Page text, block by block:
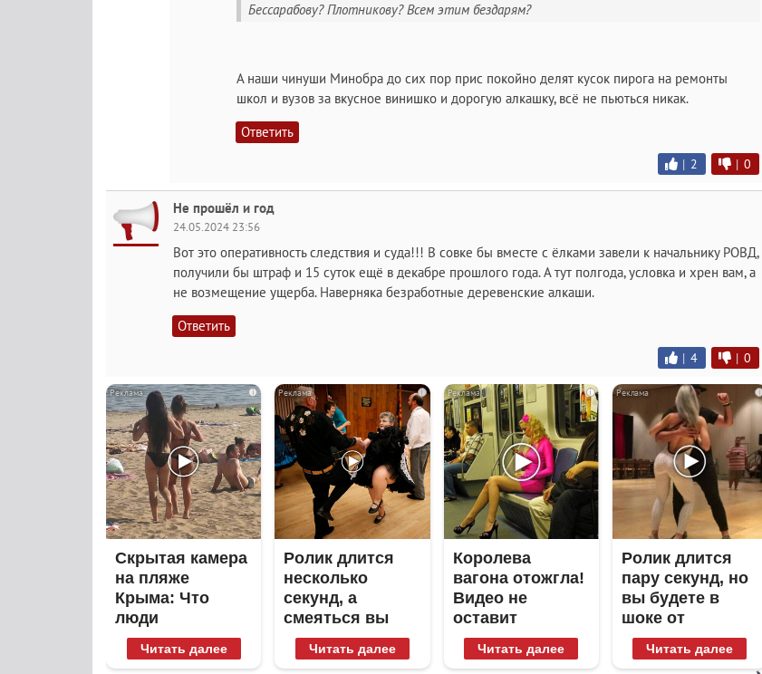
Бессарабову? Плотникову? Всем этим бездарям?
А наши чинуши Минобра до сих пор прис покойно делят кусок пирога на ремонты
школ и вузов за вкусное винишко и дорогую алкашку, всё не пьються никак.
Ответить
| 2 | 0
Не прошёл и год
24.05.2024 23:56
Вот это оперативность следствия и суда!!! В совке бы вместе с ёлками завели к начальнику РОВД,
получили бы штраф и 15 суток ещё в декабре прошлого года. А тут полгода, условка и хрен вам, а
не возмещение ущерба. Наверняка безработные деревенские алкаши.
Ответить
| 4 | 0
i
Скрытая камера
на пляже
Крыма: Что
люди
вытворяют,
когда их не
Читать далее
i
Ролик длится
несколько
секунд, а
смеяться вы
будете долго
Читать далее
i
Королева
вагона отожгла!
Видео не
оставит
равнодушным
Читать далее
i
Ролик длится
пару секунд, но
вы будете в
шоке от
увиденного
Читать далее